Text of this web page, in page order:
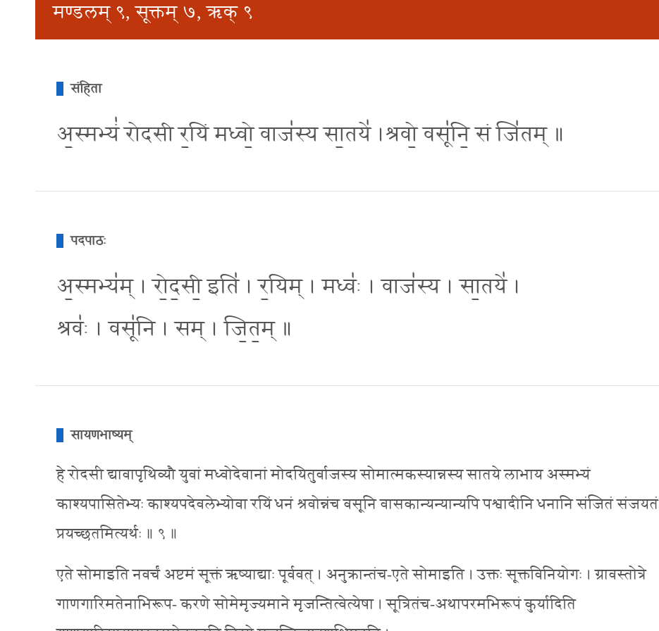
मण्डलम् ९, सूक्तम् ७, ऋक् ९
संहिता
अ॒स्मभ्यं॑ रोदसी र॒यिं मध्वो॒ वाज॑स्य सा॒तये॑ ।श्रवो॒ वसू॑नि॒ सं जि॑तम् ॥
पदपाठः
अ॒स्मभ्य॑म् । रो॒द॒सी॒ इति॑ । र॒यिम् । मध्वः॑ । वाज॑स्य । सा॒तये॑ ।
श्रवः॑ । वसू॑नि । सम् । जि॒त॒म् ॥
सायणभाष्यम्
हे रोदसी द्यावापृथिव्यौ युवां मध्वोदेवानां मोदयितुर्वाजस्य सोमात्मकस्यान्नस्य सातये लाभाय अस्मभ्यं
काश्यपासितेभ्यः काश्यपदेवलेभ्योवा रयिं धनं श्रवोन्नंच वसूनि वासकान्यन्यान्यपि पश्वादीनि धनानि संजितं संजयतं
प्रयच्छतमित्यर्थः ॥ ९ ॥
एते सोमाइति नवर्चं अष्टमं सूक्तं ऋष्याद्याः पूर्ववत् । अनुक्रान्तंच-एते सोमाइति । उक्तः सूक्तविनियोगः । ग्रावस्तोत्रे
गाणगारिमतेनाभिरूप- करणे सोमेमृज्यमाने मृजन्तित्वेत्येषा । सूत्रितंच-अथापरमभिरूपं कुर्यादिति